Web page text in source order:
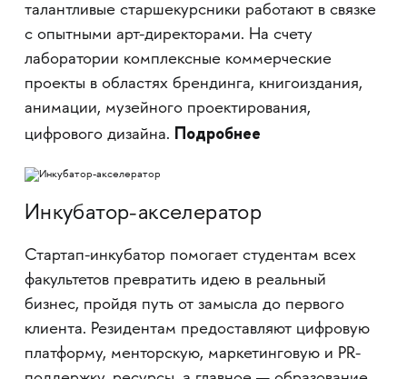
талантливые старшекурсники работают в связке
с опытными арт-директорами. На счету
лаборатории комплексные коммерческие
проекты в областях брендинга, книгоиздания,
анимации, музейного проектирования,
цифрового дизайна. Подробнее
Инкубатор-акселератор
Стартап-инкубатор помогает студентам всех
факультетов превратить идею в реальный
бизнес, пройдя путь от замысла до первого
клиента. Резидентам предоставляют цифровую
платформу, менторскую, маркетинговую и PR-